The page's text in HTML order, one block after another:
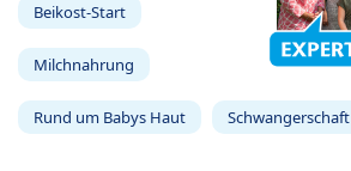
Beikost-Start
Milchnahrung
Rund um Babys Haut Schwangerschaft